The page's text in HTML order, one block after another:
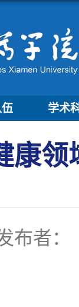
学术
康
布者：